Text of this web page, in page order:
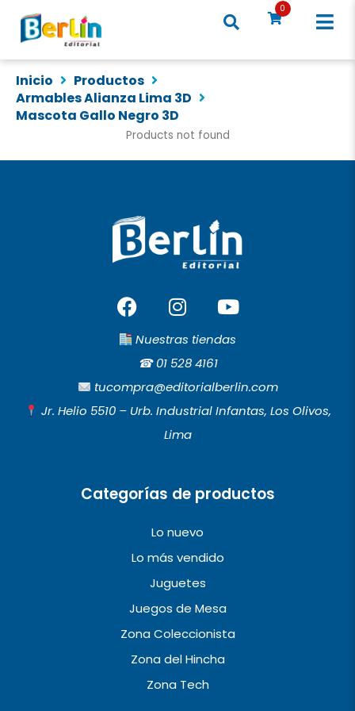
contenido
0
Inicio
Productos
Armables Alianza Lima 3D
Mascota Gallo Negro 3D
Products not found
F
a
c
b
o
o
I
n
s
t
a
g
r
a
Y
o
u
u
b
e
Nuestras tiendas
☎︎01 528 4161
tucompra@editorialberlin.com
Jr. Helio 5510 – Urb. Industrial Infantas, Los Olivos,
Lima
Categorías de productos
Lo nuevo
Lo más vendido
Juguetes
Juegos de Mesa
Zona Coleccionista
Zona del Hincha
Zona Tech